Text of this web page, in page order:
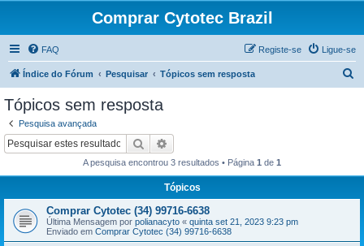
Comprar Cytotec Brazil
FAQ Ligue-se
Registe-se
Índice do Fórum Pesquisar Tópicos sem resposta
Tópicos sem resposta
Pesquisa avançada
Pesquisar
A pesquisa encontrou 3 resultados • Página 1 de 1
Tópicos
Comprar Cytotec (34) 99716-6638
Última Mensagem por polianacyto « quinta set 21, 2023 9:23 pm
Enviado em Comprar Cytotec (34) 99716-6638